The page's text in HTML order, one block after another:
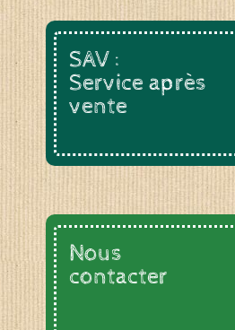
SAV :
Service après
vente
Nous
contacter